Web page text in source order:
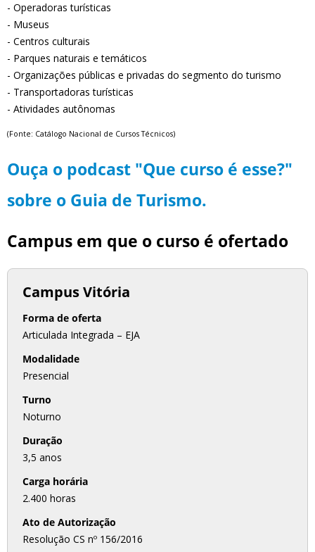
- Operadoras turísticas
- Museus
- Centros culturais
- Parques naturais e temáticos
- Organizações públicas e privadas do segmento do turismo
- Transportadoras turísticas
- Atividades autônomas
(Fonte: Catálogo Nacional de Cursos Técnicos)
Ouça o podcast "Que curso é esse?"
sobre o Guia de Turismo.
Campus em que o curso é ofertado
Campus Vitória
Forma de oferta
Articulada Integrada – EJA
Modalidade
Presencial
Turno
Noturno
Duração
3,5 anos
Carga horária
2.400 horas
Ato de Autorização
Resolução CS nº 156/2016